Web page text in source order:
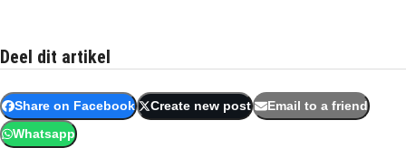
Deel dit artikel
Share on Facebook Create new post Email to a friend
Whatsapp